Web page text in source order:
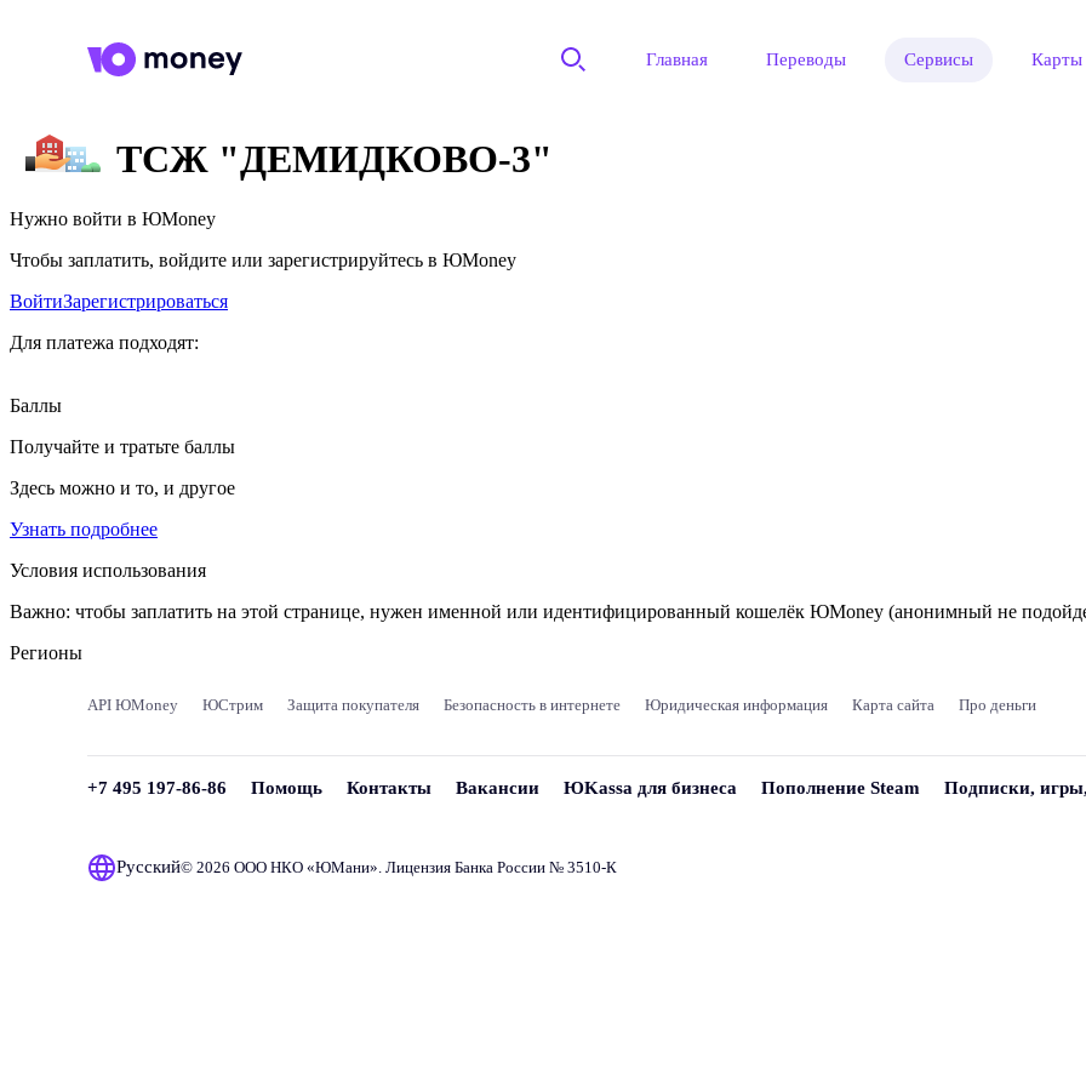
Главная Переводы Сервисы Карты
ТСЖ "ДЕМИДКОВО-3"
Нужно войти в ЮMoney
Чтобы заплатить, войдите или зарегистрируйтесь в ЮMoney
ВойтиЗарегистрироваться
Для платежа подходят:
Баллы
Получайте и тратьте баллы
Здесь можно и то, и другое
Узнать подробнее
Условия использования
Важно: чтобы заплатить на этой странице, нужен именной или идентифицированный кошелёк ЮMoney (анонимный не
Регионы
API ЮMoney ЮСтрим Защита покупателя Безопасность в интернете Юридическая информация Карта сайта Про деньги
+7 495 197-86-86 Помощь Контакты Вакансии ЮKassa для бизнеса Пополнение Steam Подписки,
Русский© 2026 ООО НКО «ЮМани». Лицензия Банка России № 3510‑К